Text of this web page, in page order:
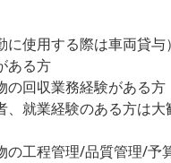
に使用する際は車両貸与）
ある方
の回収業務経験がある方
、就業経験のある方は大
工程管理/品質管理/予